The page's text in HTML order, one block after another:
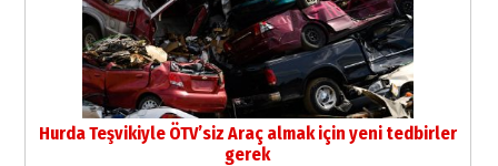
Hurda Teşvikiyle ÖTV’siz Araç almak için yeni tedbirler
gerek